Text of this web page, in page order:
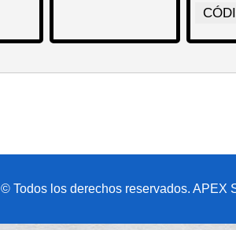
© Todos los derechos reservados. APEX